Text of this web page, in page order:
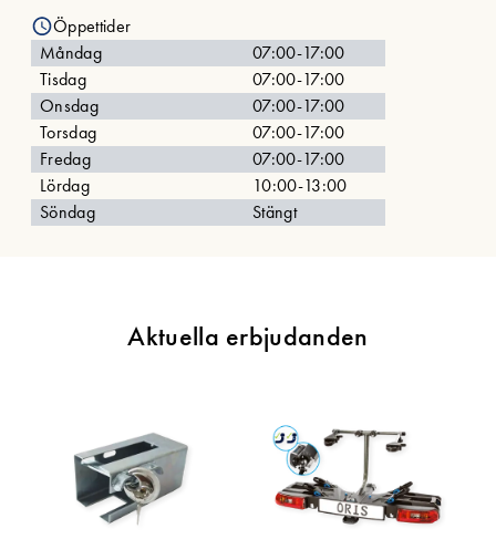
Öppettider
Måndag
07:00-17:00
Tisdag
07:00-17:00
Onsdag
07:00-17:00
Torsdag
07:00-17:00
Fredag
07:00-17:00
Lördag
10:00-13:00
Söndag
Stängt
Aktuella erbjudanden